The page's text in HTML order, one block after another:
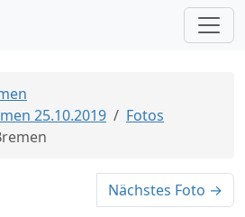
25.10.2019
Fotos
Nächstes Foto →